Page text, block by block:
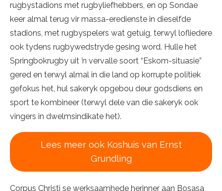
rugbystadions met rugbyliefhebbers, en op Sondae
keer almal terug vir massa-eredienste in dieselfde
stadions, met rugbyspelers wat getuig, terwyl lofliedere
ook tydens rugbywedstryde gesing word. Hulle het
Springbokrugby uit ’n vervalle soort “Eskom-situasie”
gered en terwyl almal in die land op korrupte politiek
gefokus het, hul sakeryk opgebou deur godsdiens en
sport te kombineer (terwyl dele van die sakeryk ook
vingers in dwelmsindikate het).
Lees meer ook Koshuis van Ernst
Grundling
Corpus Christi se werksaamhede herinner aan Bosasa